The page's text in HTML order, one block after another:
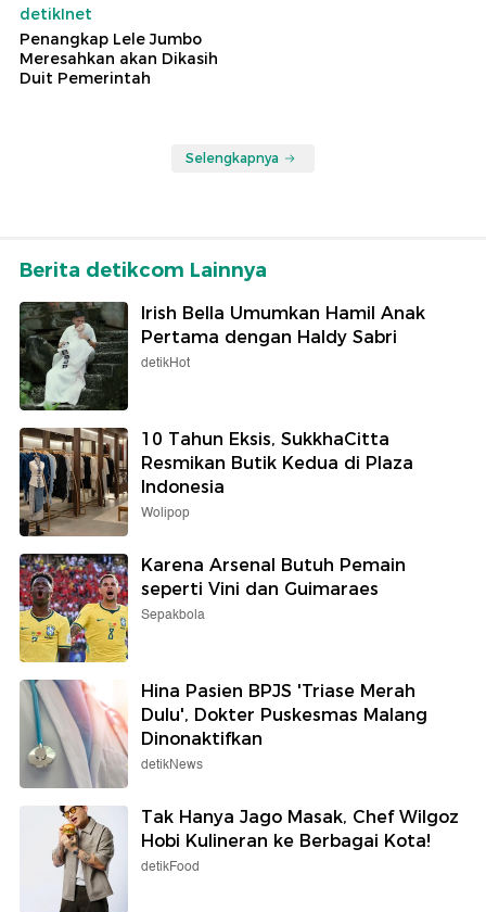
detikInet
Penangkap Lele Jumbo
Meresahkan akan Dikasih
Duit Pemerintah
Selengkapnya
Berita detikcom Lainnya
Irish Bella Umumkan Hamil Anak
Pertama dengan Haldy Sabri
detikHot
10 Tahun Eksis, SukkhaCitta
Resmikan Butik Kedua di Plaza
Indonesia
Wolipop
Karena Arsenal Butuh Pemain
seperti Vini dan Guimaraes
Sepakbola
Hina Pasien BPJS 'Triase Merah
Dulu', Dokter Puskesmas Malang
Dinonaktifkan
detikNews
Tak Hanya Jago Masak, Chef Wilgoz
Hobi Kulineran ke Berbagai Kota!
detikFood